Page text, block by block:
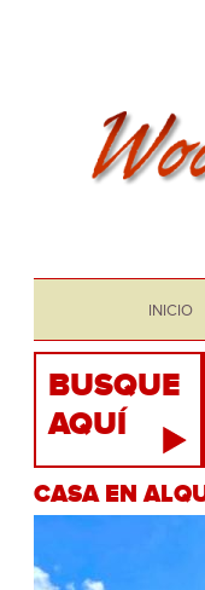
INICIO
BUSQUE
AQUÍ
CASA EN